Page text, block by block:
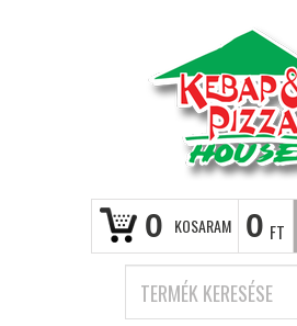
0 KOSARAM 0 FT